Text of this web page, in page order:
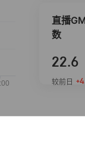
直播
数
22.6
较前日